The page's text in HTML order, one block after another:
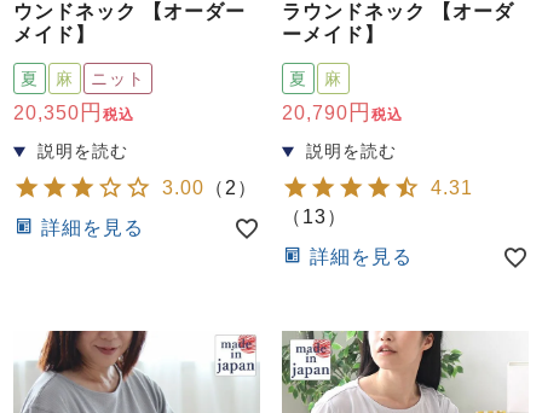
ウンドネック 【オーダー
メイド】
夏 麻 ニット
20,350 税込
3.00 （ 2 ）
詳細を見る
ラウンドネック 【オーダ
ーメイド】
夏 麻
20,790 税込
4.31
（ 13）
詳細を見る